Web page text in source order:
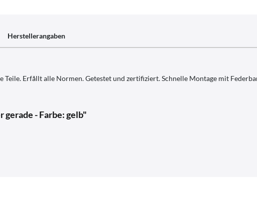
Herstellerangaben
Erfållt alle Normen. Getestet und zertifiziert. Schnelle Montage mit
- Farbe: gelb"